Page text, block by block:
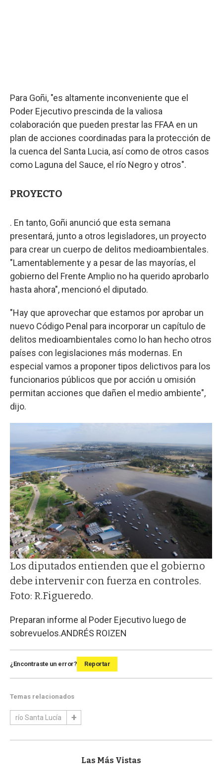
Para Goñi, "es altamente inconveniente que el
Poder Ejecutivo prescinda de la valiosa
colaboración que pueden prestar las FFAA en un
plan de acciones coordinadas para la protección de
la cuenca del Santa Lucia, así como de otros casos
como Laguna del Sauce, el río Negro y otros".
PROYECTO
. En tanto, Goñi anunció que esta semana
presentará, junto a otros legisladores, un proyecto
para crear un cuerpo de delitos medioambientales.
"Lamentablemente y a pesar de las mayorías, el
gobierno del Frente Amplio no ha querido aprobarlo
hasta ahora", mencionó el diputado.
"Hay que aprovechar que estamos por aprobar un
nuevo Código Penal para incorporar un capítulo de
delitos medioambientales como lo han hecho otros
países con legislaciones más modernas. En
especial vamos a proponer tipos delictivos para los
funcionarios públicos que por acción u omisión
permitan acciones que dañen el medio ambiente",
dijo.
Los diputados entienden que el gobierno
debe intervenir con fuerza en controles.
Foto: R.Figueredo.
Preparan informe al Poder Ejecutivo luego de
sobrevuelos.ANDRÉS ROIZEN
¿Encontraste un error? Reportar
Temas relacionados
río Santa Lucía
Las Más Vistas